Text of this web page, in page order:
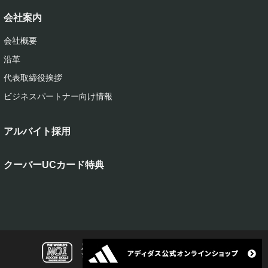
会社案内
会社概要
沿革
代表取締役挨拶
ビジネスパートナー向け情報
アルバイト採用
クーバーUCカード特典